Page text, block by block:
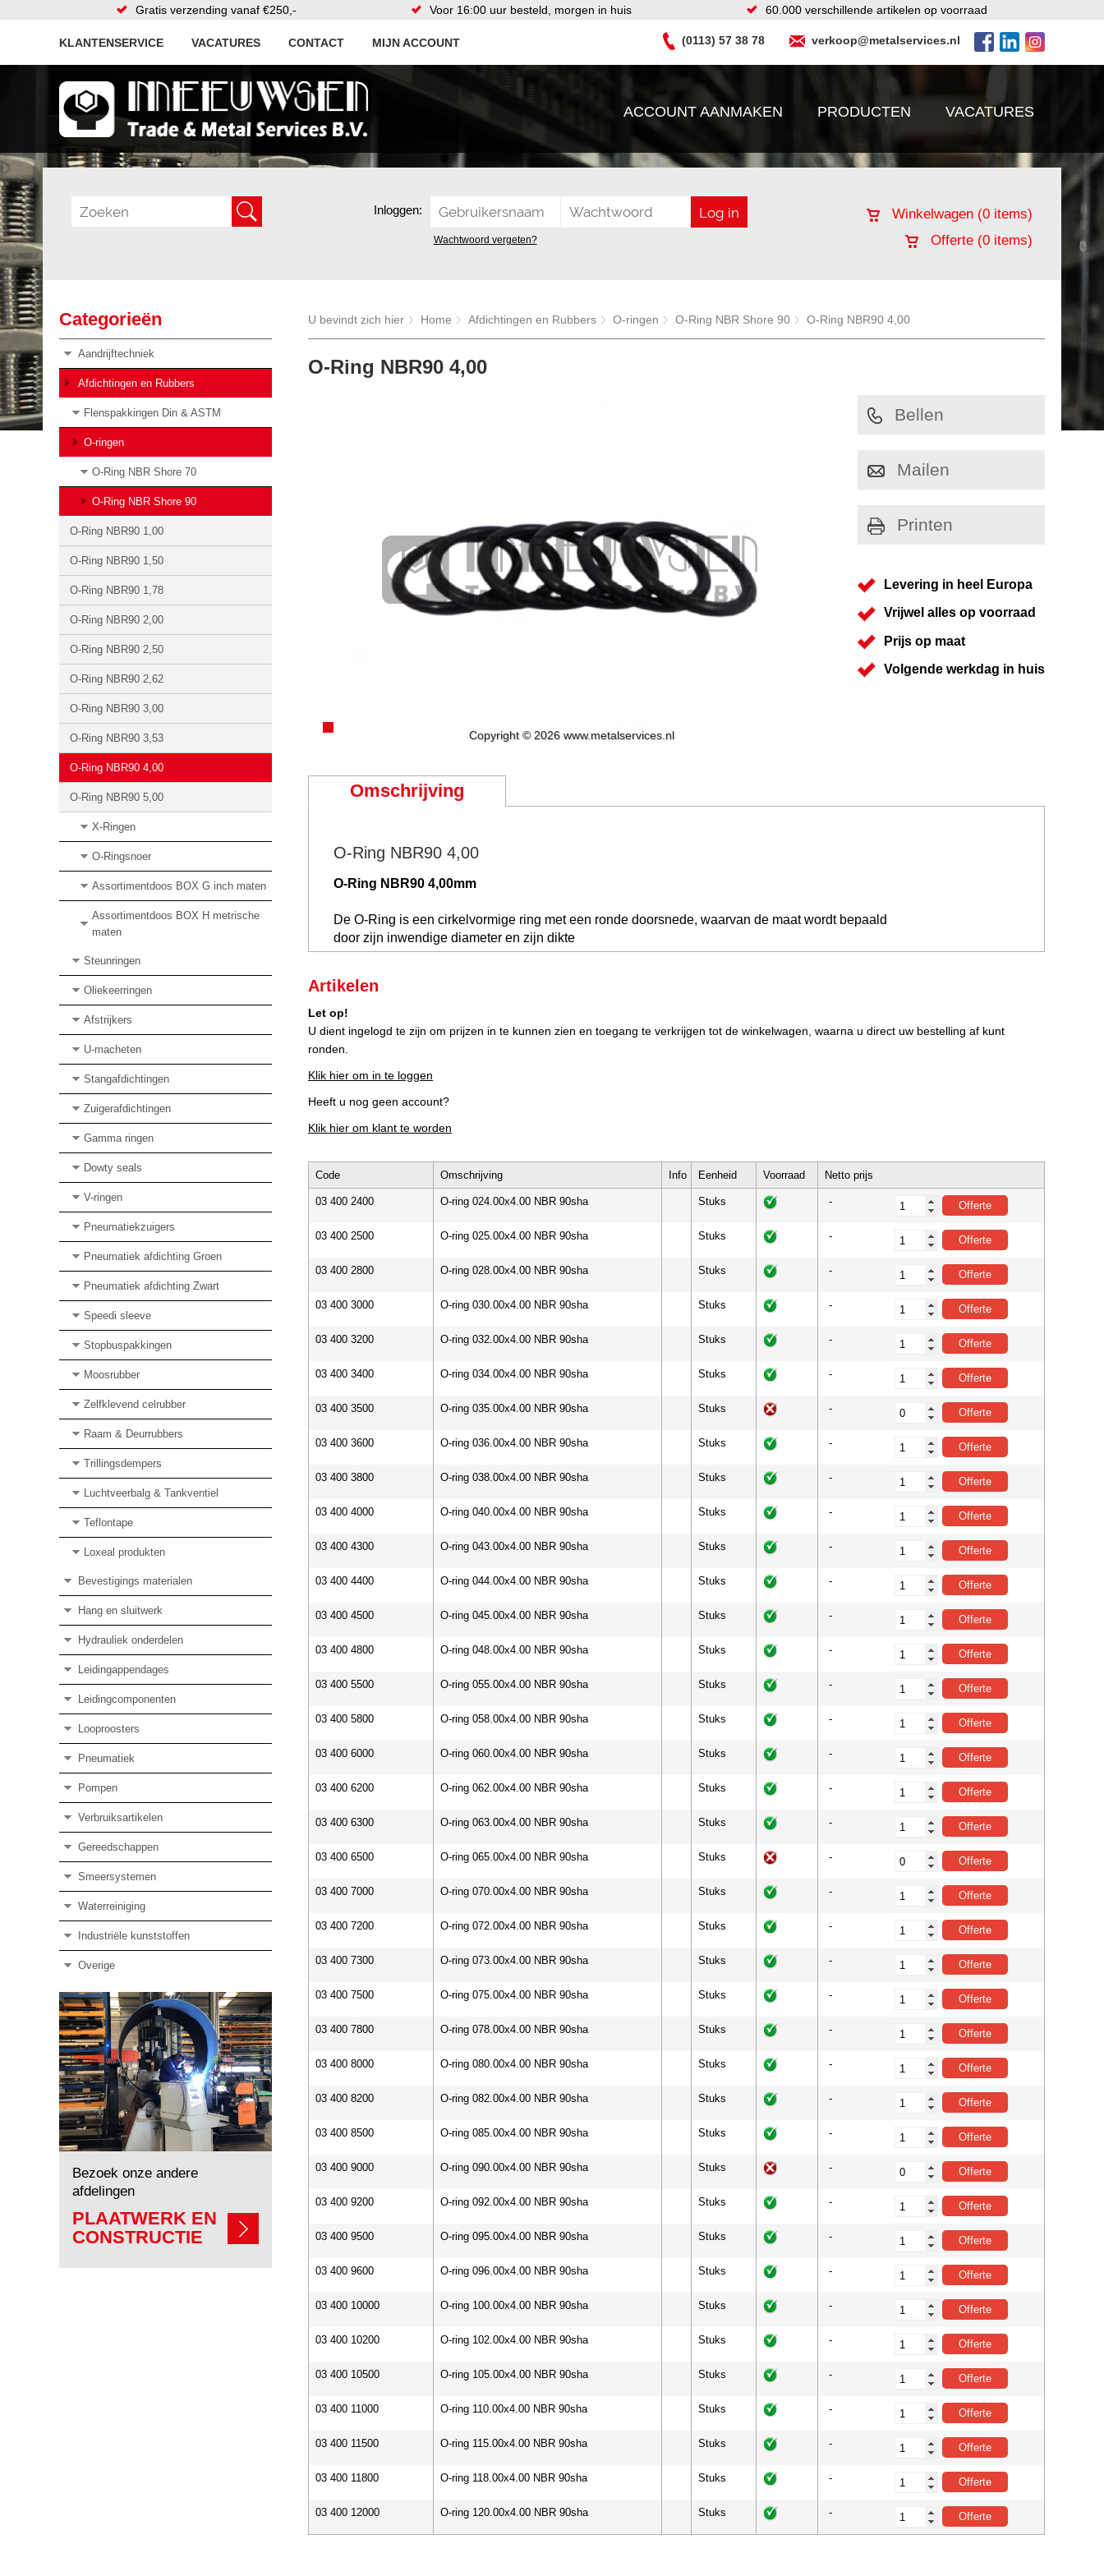
Gratis verzending vanaf €250,- Voor 16:00 uur besteld, morgen in huis 60.000 verschillende artikelen op voorraad
KLANTENSERVICE VACATURES CONTACT MIJN ACCOUNT (0113) 57 38 78 verkoop@metalservices.nl
ACCOUNT AANMAKEN PRODUCTEN VACATURES
Inloggen:
Wachtwoord vergeten?
Winkelwagen (0 items)
Offerte (0 items)
Categorieën
Aandrijftechniek
Afdichtingen en Rubbers
Flenspakkingen Din & ASTM
O-ringen
O-Ring NBR Shore 70
O-Ring NBR Shore 90
O-Ring NBR90 1,00
O-Ring NBR90 1,50
O-Ring NBR90 1,78
O-Ring NBR90 2,00
O-Ring NBR90 2,50
O-Ring NBR90 2,62
O-Ring NBR90 3,00
O-Ring NBR90 3,53
O-Ring NBR90 4,00
O-Ring NBR90 5,00
X-Ringen
O-Ringsnoer
Assortimentdoos BOX G inch maten
Assortimentdoos BOX H metrische
maten
Steunringen
Oliekeerringen
Afstrijkers
U-macheten
Stangafdichtingen
Zuigerafdichtingen
Gamma ringen
Dowty seals
V-ringen
Pneumatiekzuigers
Pneumatiek afdichting Groen
Pneumatiek afdichting Zwart
Speedi sleeve
Stopbuspakkingen
Moosrubber
Zelfklevend celrubber
Raam & Deurrubbers
Trillingsdempers
Luchtveerbalg & Tankventiel
Teflontape
Loxeal produkten
Bevestigings materialen
Hang en sluitwerk
Hydrauliek onderdelen
Leidingappendages
Leidingcomponenten
Looproosters
Pneumatiek
Pompen
Verbruiksartikelen
Gereedschappen
Smeersystemen
Waterreiniging
Industriële kunststoffen
Overige
Bezoek onze andere
afdelingen
PLAATWERK EN
CONSTRUCTIE
U bevindt zich hier Home Afdichtingen en Rubbers O-ringen O-Ring NBR Shore 90 O-Ring NBR90 4,00
O-Ring NBR90 4,00
Copyright © 2026 www.metalservices.nl
Bellen
Mailen
Printen
Levering in heel Europa
Vrijwel alles op voorraad
Prijs op maat
Volgende werkdag in huis
Omschrijving
O-Ring NBR90 4,00
O-Ring NBR90 4,00mm
De O-Ring is een cirkelvormige ring met een ronde doorsnede, waarvan de maat wordt bepaald
door zijn inwendige diameter en zijn dikte
Artikelen
Let op!
U dient ingelogd te zijn om prijzen in te kunnen zien en toegang te verkrijgen tot de winkelwagen, waarna u direct uw bestelling af kunt
ronden.
Klik hier om in te loggen
Heeft u nog geen account?
Klik hier om klant te worden
Code Omschrijving Info Eenheid Voorraad Netto prijs
03 400 2400 O-ring 024.00x4.00 NBR 90sha Stuks -
03 400 2500 O-ring 025.00x4.00 NBR 90sha Stuks -
03 400 2800 O-ring 028.00x4.00 NBR 90sha Stuks -
03 400 3000 O-ring 030.00x4.00 NBR 90sha Stuks -
03 400 3200 O-ring 032.00x4.00 NBR 90sha Stuks -
03 400 3400 O-ring 034.00x4.00 NBR 90sha Stuks -
03 400 3500 O-ring 035.00x4.00 NBR 90sha Stuks -
03 400 3600 O-ring 036.00x4.00 NBR 90sha Stuks -
03 400 3800 O-ring 038.00x4.00 NBR 90sha Stuks -
03 400 4000 O-ring 040.00x4.00 NBR 90sha Stuks -
03 400 4300 O-ring 043.00x4.00 NBR 90sha Stuks -
03 400 4400 O-ring 044.00x4.00 NBR 90sha Stuks -
03 400 4500 O-ring 045.00x4.00 NBR 90sha Stuks -
03 400 4800 O-ring 048.00x4.00 NBR 90sha Stuks -
03 400 5500 O-ring 055.00x4.00 NBR 90sha Stuks -
03 400 5800 O-ring 058.00x4.00 NBR 90sha Stuks -
03 400 6000 O-ring 060.00x4.00 NBR 90sha Stuks -
03 400 6200 O-ring 062.00x4.00 NBR 90sha Stuks -
03 400 6300 O-ring 063.00x4.00 NBR 90sha Stuks -
03 400 6500 O-ring 065.00x4.00 NBR 90sha Stuks -
03 400 7000 O-ring 070.00x4.00 NBR 90sha Stuks -
03 400 7200 O-ring 072.00x4.00 NBR 90sha Stuks -
03 400 7300 O-ring 073.00x4.00 NBR 90sha Stuks -
03 400 7500 O-ring 075.00x4.00 NBR 90sha Stuks -
03 400 7800 O-ring 078.00x4.00 NBR 90sha Stuks -
03 400 8000 O-ring 080.00x4.00 NBR 90sha Stuks -
03 400 8200 O-ring 082.00x4.00 NBR 90sha Stuks -
03 400 8500 O-ring 085.00x4.00 NBR 90sha Stuks -
03 400 9000 O-ring 090.00x4.00 NBR 90sha Stuks -
03 400 9200 O-ring 092.00x4.00 NBR 90sha Stuks -
03 400 9500 O-ring 095.00x4.00 NBR 90sha Stuks -
03 400 9600 O-ring 096.00x4.00 NBR 90sha Stuks -
03 400 10000 O-ring 100.00x4.00 NBR 90sha Stuks -
03 400 10200 O-ring 102.00x4.00 NBR 90sha Stuks -
03 400 10500 O-ring 105.00x4.00 NBR 90sha Stuks -
03 400 11000 O-ring 110.00x4.00 NBR 90sha Stuks -
03 400 11500 O-ring 115.00x4.00 NBR 90sha Stuks -
03 400 11800 O-ring 118.00x4.00 NBR 90sha Stuks -
03 400 12000 O-ring 120.00x4.00 NBR 90sha Stuks -